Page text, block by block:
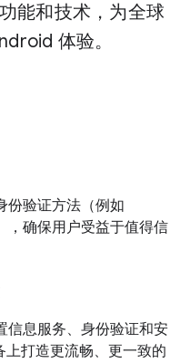
能和技术，为全球
体验。
份验证方法（例如
，确保用户受益于值得信
信息服务、身份验证和安
上打造更流畅、更一致的